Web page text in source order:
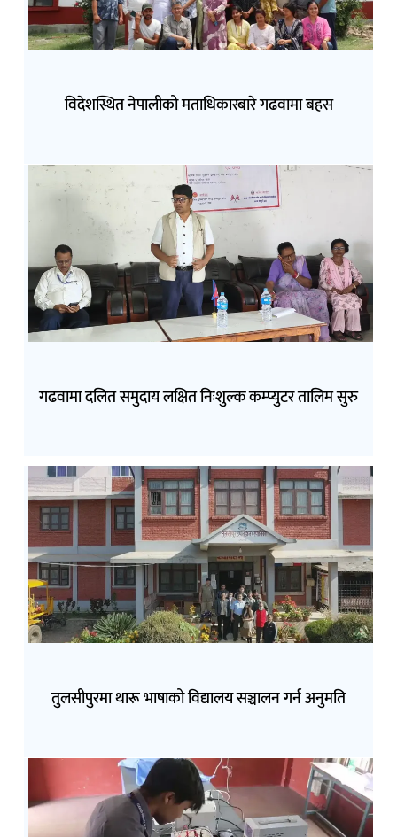
विदेशस्थित नेपालीको मताधिकारबारे गढवामा बहस
गढवामा दलित समुदाय लक्षित निःशुल्क कम्प्युटर तालिम सुरु
तुलसीपुरमा थारू भाषाको विद्यालय सञ्चालन गर्न अनुमति